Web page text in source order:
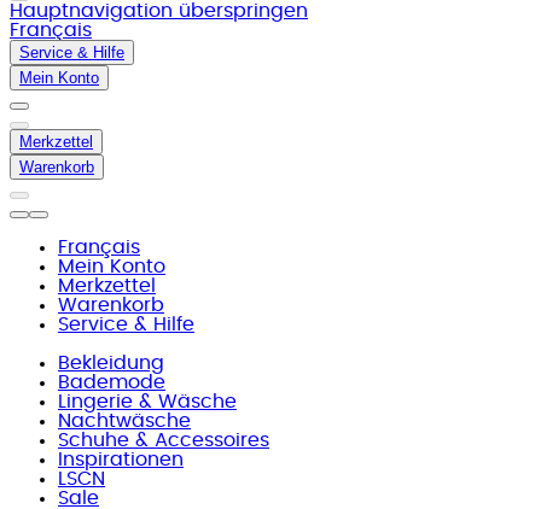
Hauptnavigation überspringen
Français
Service & Hilfe
Mein Konto
Merkzettel
Warenkorb
Français
Mein Konto
Merkzettel
Warenkorb
Service & Hilfe
Bekleidung
Bademode
Lingerie & Wäsche
Nachtwäsche
Schuhe & Accessoires
Inspirationen
LSCN
Sale